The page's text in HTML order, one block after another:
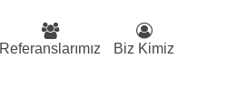
Referanslarımız Biz Kimiz